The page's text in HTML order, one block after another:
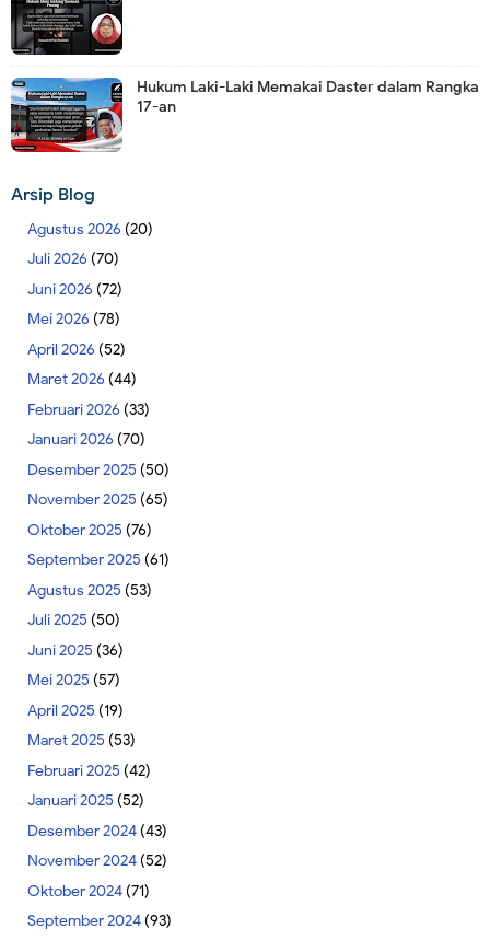
Hukum Laki-Laki Memakai Daster dalam Rangka
17-an
Arsip Blog
Agustus 2026 (20)
Juli 2026 (70)
Juni 2026 (72)
Mei 2026 (78)
April 2026 (52)
Maret 2026 (44)
Februari 2026 (33)
Januari 2026 (70)
Desember 2025 (50)
November 2025 (65)
Oktober 2025 (76)
September 2025 (61)
Agustus 2025 (53)
Juli 2025 (50)
Juni 2025 (36)
Mei 2025 (57)
April 2025 (19)
Maret 2025 (53)
Februari 2025 (42)
Januari 2025 (52)
Desember 2024(43)
November 2024(52)
Oktober 2024(71)
September 2024(93)